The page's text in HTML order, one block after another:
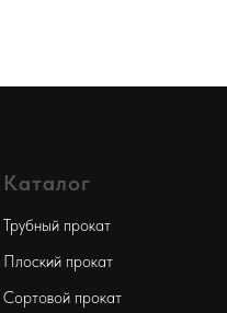
Каталог
Трубный прокат
Плоский прокат
Сортовой прокат